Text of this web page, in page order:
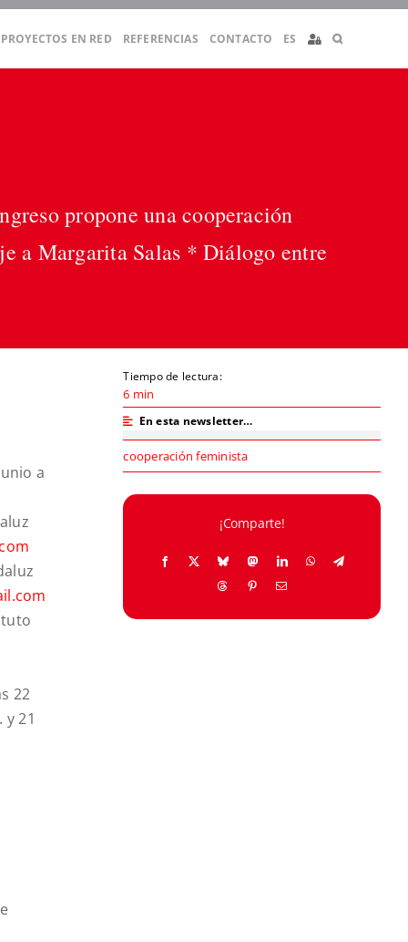
PROYECTOS EN RED REFERENCIAS CONTACTO ES
propone una cooperación
a Margarita Salas * Diálogo entre
a
22
y 21
Tiempo de lectura:
6 min
En esta newsletter…
cooperación feminista
¡Comparte!